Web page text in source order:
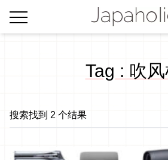
Tag : 吹
搜索找到 2 个结果